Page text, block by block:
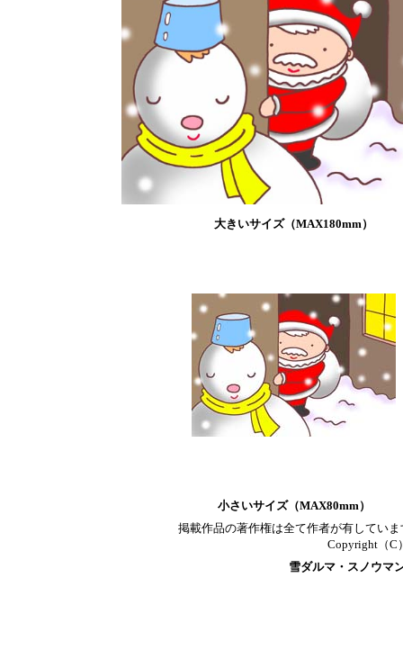
大きいサイズ（MAX180mm）
小さいサイズ（MAX80mm）
掲載作品の著作権は全て作者が有してい
Copyright（C
雪ダルマ・スノウマ